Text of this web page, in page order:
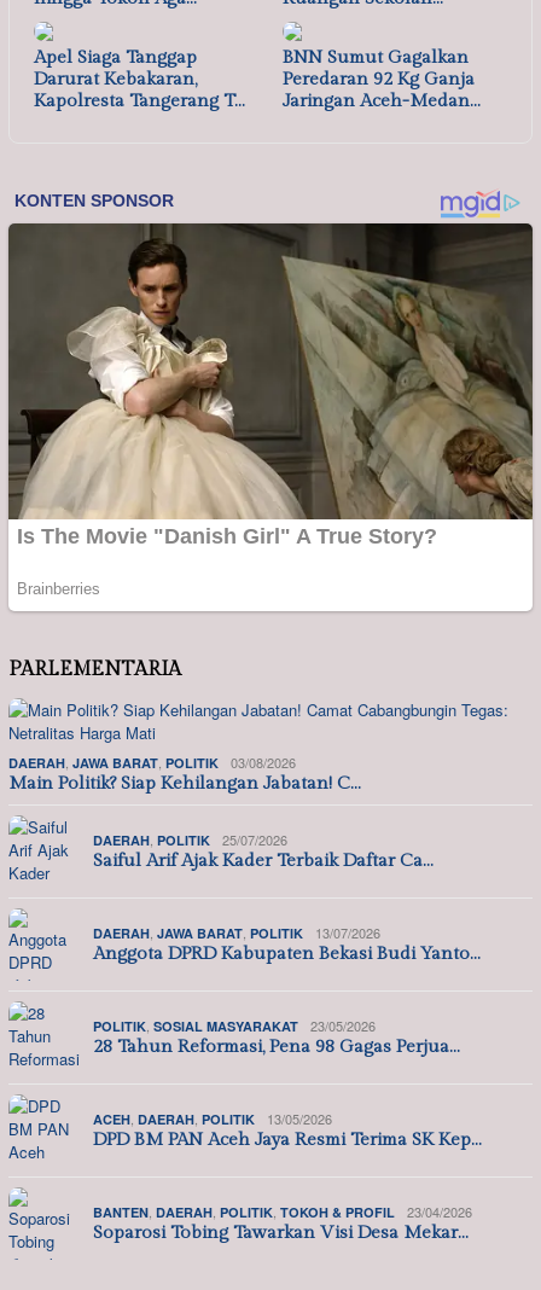
Apel Siaga Tanggap
Darurat Kebakaran,
Kapolresta Tangerang T…
BNN Sumut Gagalkan
Peredaran 92 Kg Ganja
Jaringan Aceh-Medan…
PARLEMENTARIA
DAERAH JAWA BARAT POLITIK 03/08/2026
Main Politik? Siap Kehilangan Jabatan! C…
DAERAH POLITIK 25/07/2026
Saiful Arif Ajak Kader Terbaik Daftar Ca…
DAERAH JAWA BARAT POLITIK 13/07/2026
Anggota DPRD Kabupaten Bekasi Budi Yanto…
POLITIK SOSIAL MASYARAKAT 23/05/2026
28 Tahun Reformasi, Pena 98 Gagas Perjua…
ACEH DAERAH POLITIK 13/05/2026
DPD BM PAN Aceh Jaya Resmi Terima SK Kep…
BANTEN DAERAH POLITIK TOKOH & PROFIL 23/04/2026
Soparosi Tobing Tawarkan Visi Desa Mekar…